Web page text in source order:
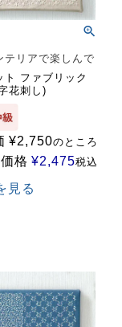
テリアで楽しんで
ト ファブリック
花刺し)
¥2,750のところ
格 ¥2,475税込
見る